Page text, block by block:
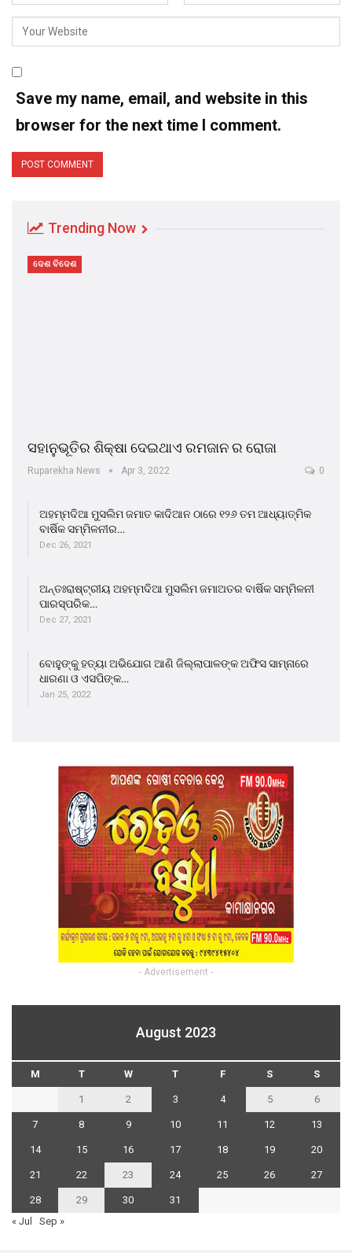
Save my name, email, and website in this
browser for the next time I comment.
Trending Now
ଦେଶ ବିଦେଶ
ସହାନୁଭୂତିର ଶିକ୍ଷା ଦେଇଥାଏ ରମଜାନ ର ରୋଜା
Ruparekha News Apr 3, 2022 0
ଅହମ୍ମଦିଆ ମୁସଲିମ ଜମାତ କାଦିଆନ ଠାରେ ୧୨୬ ତମ ଆଧ୍ୟାତ୍ମିକ
ବାର୍ଷିକ ସମ୍ମିଳନୀର…
Dec 26, 2021
ଅନ୍ତଃରାଷ୍ଟ୍ରୀୟ ଅହମ୍ମଦିଆ ମୁସଲିମ ଜମାଅତର ବାର୍ଷିକ ସମ୍ମିଳନୀ
ପାରସ୍ପରିକ…
Dec 27, 2021
ବୋହୁଙ୍କୁ ହତ୍ୟା ଅଭିଯୋଗ ଆଣି ଜିଲ୍ଲାପାଳଙ୍କ ଅଫିସ ସାମ୍ନାରେ
ଧାରଣା ଓ ଏସପିଙ୍କ…
Jan 25, 2022
- Advertisement -
August 2023
M T W T F S S
1 2 3 4 5 6
7 8 9 10 11 12 13
14 15 16 17 18 19 20
21 22 23 24 25 26 27
28 29 30
31
« Jul
Sep »